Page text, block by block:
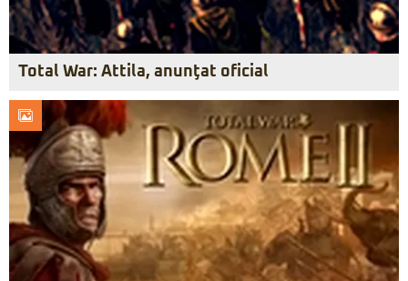
Total War: Attila, anunţat oficial